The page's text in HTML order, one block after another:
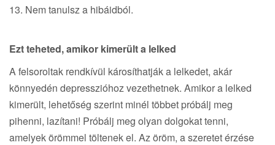
13. Nem tanulsz a hibáidból.
Ezt teheted, amikor kimerült a lelked
A felsoroltak rendkívül károsíthatják a lelkedet, akár
könnyedén depresszióhoz vezethetnek. Amikor a lelked
kimerült, lehetőség szerint minél többet próbálj meg
pihenni, lazítani! Próbálj meg olyan dolgokat tenni,
amelyek örömmel töltenek el. Az öröm, a szeretet érzése